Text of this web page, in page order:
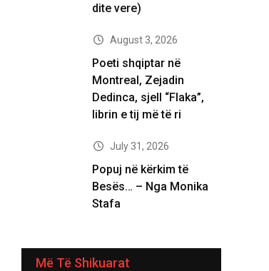
dite vere)
August 3, 2026
Poeti shqiptar në
Montreal, Zejadin
Dedinca, sjell “Flaka”,
librin e tij më të ri
July 31, 2026
Popuj në kërkim të
Besës… – Nga Monika
Stafa
Më Të Shikuarat